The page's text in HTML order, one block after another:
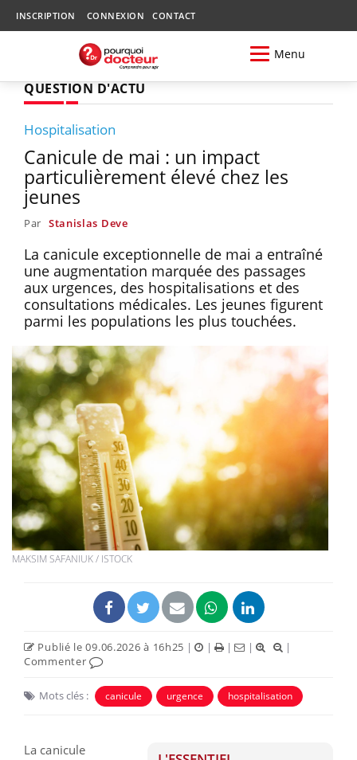
INSCRIPTION CONNEXION CONTACT
Menu
QUESTION D'ACTU
Hospitalisation
Canicule de mai : un impact
particulièrement élevé chez les
jeunes
Par Stanislas Deve
La canicule exceptionnelle de mai a entraîné
une augmentation marquée des passages
aux urgences, des hospitalisations et des
consultations médicales. Les jeunes figurent
parmi les populations les plus touchées.
MAKSIM SAFANIUK / ISTOCK
Publié le 09.06.2026 à 16h25 | | | |
|
Commenter
Mots clés : canicule urgence hospitalisation
La canicule